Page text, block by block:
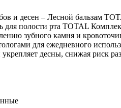
и десен – Лесной бальзам
полости рта TOTAL
зубного камня и
для ежедневного
десны, снижая риск